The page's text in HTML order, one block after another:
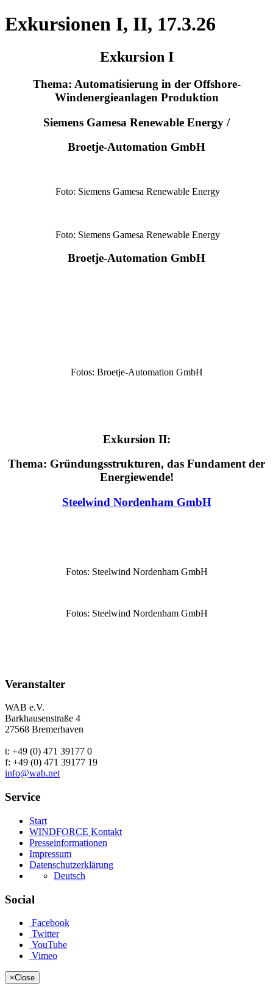
Exkursionen I, II, 17.3.26
Exkursion I
Thema: Automatisierung in der Offshore-
Windenergieanlagen Produktion
Siemens Gamesa Renewable Energy /
Broetje-Automation GmbH
Foto: Siemens Gamesa Renewable Energy
Foto: Siemens Gamesa Renewable Energy
Broetje-Automation GmbH
Fotos: Broetje-Automation GmbH
Exkursion II:
Thema: Gründungsstrukturen, das Fundament der
Energiewende!
Steelwind Nordenham GmbH
Fotos: Steelwind Nordenham GmbH
Fotos: Steelwind Nordenham GmbH
Veranstalter
WAB e.V.
Barkhausenstraße 4
27568 Bremerhaven
t: +49 (0) 471 39177 0
f: +49 (0) 471 39177 19
info@wab.net
Service
Start
WINDFORCE Kontakt
Presseinformationen
Impressum
Datenschutzerklärung
Deutsch
Social
Facebook
Twitter
YouTube
Vimeo
×Close